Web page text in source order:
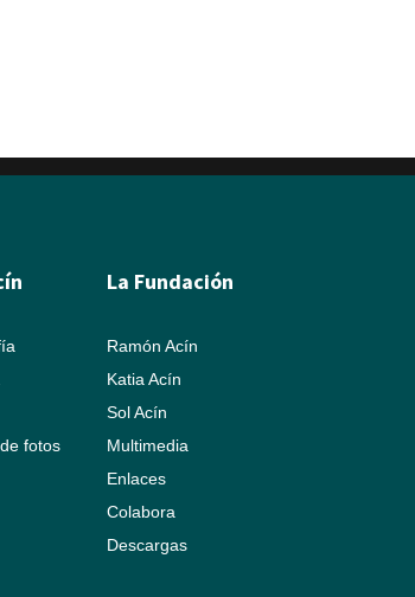
fotos
La Fundación
Ramón Acín
Katia Acín
Sol Acín
Multimedia
Enlaces
Colabora
Descargas